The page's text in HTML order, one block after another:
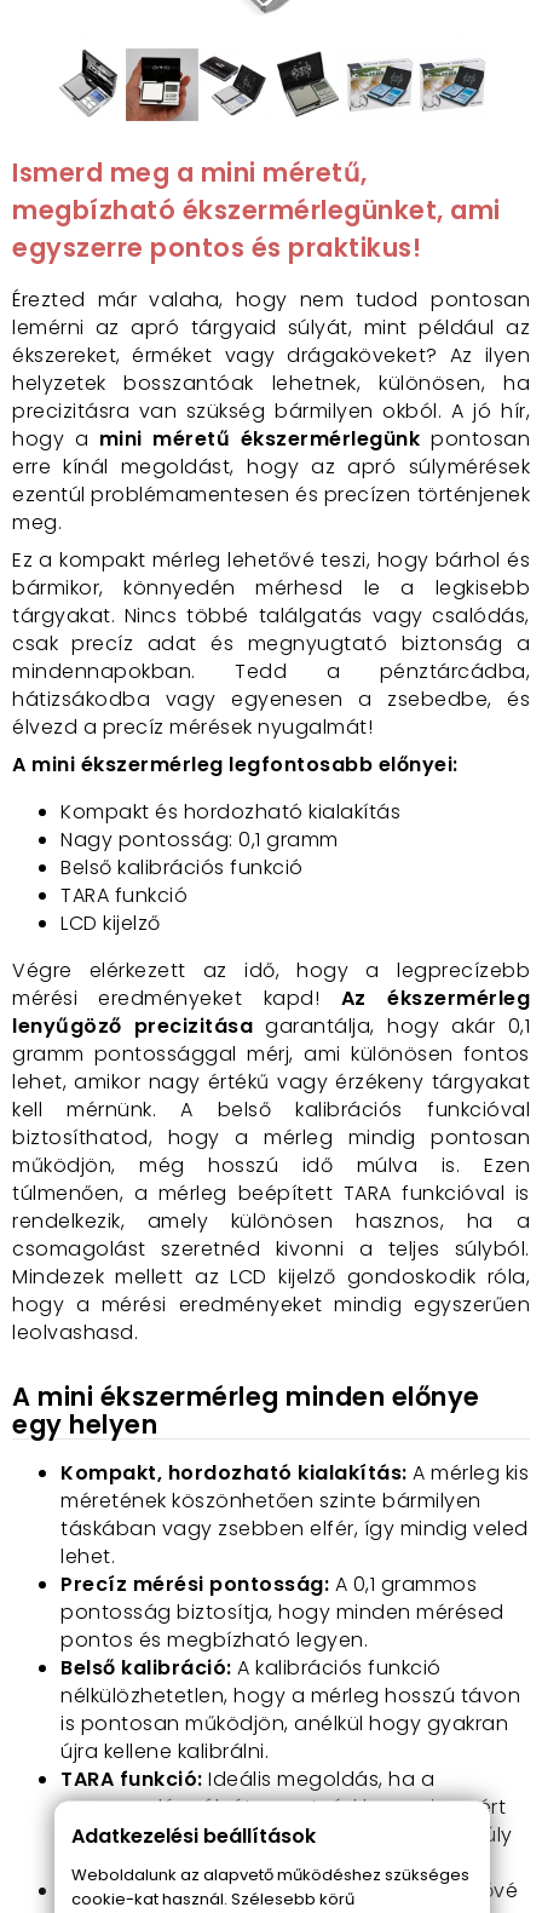
Ismerd meg a mini méretű,
megbízható ékszermérlegünket, ami
egyszerre pontos és praktikus!
Érezted már valaha, hogy nem tudod pontosan
lemérni az apró tárgyaid súlyát, mint például az
ékszereket, érméket vagy drágaköveket? Az ilyen
helyzetek bosszantóak lehetnek, különösen, ha
precizitásra van szükség bármilyen okból. A jó hír,
hogy a mini méretű ékszermérlegünk pontosan
erre kínál megoldást, hogy az apró súlymérések
ezentúl problémamentesen és precízen történjenek
meg.
Ez a kompakt mérleg lehetővé teszi, hogy bárhol és
bármikor, könnyedén mérhesd le a legkisebb
tárgyakat. Nincs többé találgatás vagy csalódás,
csak precíz adat és megnyugtató biztonság a
mindennapokban. Tedd a pénztárcádba,
hátizsákodba vagy egyenesen a zsebedbe, és
élvezd a precíz mérések nyugalmát!
A mini ékszermérleg legfontosabb előnyei:
Kompakt és hordozható kialakítás
Nagy pontosság: 0,1 gramm
Belső kalibrációs funkció
TARA funkció
LCD kijelző
Végre elérkezett az idő, hogy a legprecízebb
mérési eredményeket kapd! Az ékszermérleg
lenyűgöző precizitása garantálja, hogy akár 0,1
gramm pontossággal mérj, ami különösen fontos
lehet, amikor nagy értékű vagy érzékeny tárgyakat
kell mérnünk. A belső kalibrációs funkcióval
biztosíthatod, hogy a mérleg mindig pontosan
működjön, még hosszú idő múlva is. Ezen
túlmenően, a mérleg beépített TARA funkcióval is
rendelkezik, amely különösen hasznos, ha a
csomagolást szeretnéd kivonni a teljes súlyból.
Mindezek mellett az LCD kijelző gondoskodik róla,
hogy a mérési eredményeket mindig egyszerűen
leolvashasd.
A mini ékszermérleg minden előnye
egy helyen
Kompakt, hordozható kialakítás: A mérleg kis
méretének köszönhetően szinte bármilyen
táskában vagy zsebben elfér, így mindig veled
lehet.
Precíz mérési pontosság: A 0,1 grammos
pontosság biztosítja, hogy minden mérésed
pontos és megbízható legyen.
Belső kalibráció: A kalibrációs funkció
nélkülözhetetlen, hogy a mérleg hosszú távon
is pontosan működjön, anélkül hogy gyakran
újra kellene kalibrálni.
TARA funkció: Ideális megoldás, ha a
csomagolás súlyát szeretnéd levonni a mért
összegből, megkönnyítve ezzel a pontos súly
megállapítását.
Kijelző LCD technológiával:A kijelző lehetővé
Adatkezelési beállítások
Weboldalunk az alapvető működéshez szükséges
cookie-kat használ. Szélesebb körű